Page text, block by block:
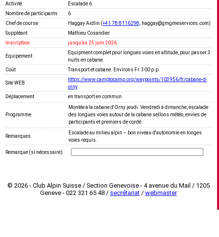
Activité
Escalade 6
Nombre de participants
6
Chef de course
Haggay Aidlin (+41 78 8116298; haggay@gmgmeservices.com)
Suppléant
Mathieu Cosandier
Inscription
jusquʼau 25 juin 2026
Equipement
Equipment complet pour longues voies en altitude, pour passer 3
nuits en cabane.
Coût
Transport et cabane. Environs Fr. 300 p.p.
Site WEB
https://www.camptocamp.org/waypoints/103956/fr/cabane-d-
orny
Déplacement
en transport en commun
Programme
Montée à la cabane d'Orny jeudi. Vendredi à dimanche, escalade
des longues voies autour de la cabane sellons météo, envies de
participants et premiers de cordé.
Remarques
Escalade au milieu alpin – bon niveau d'autonomie en longes
voies requis.
Remarque (si nécessaire)
© 2026 - Club Alpin Suisse / Section Genevoise - 4 avenue du Mail / 1205
Geneve - 022 321 65 48 / secrétariat/ webmaster